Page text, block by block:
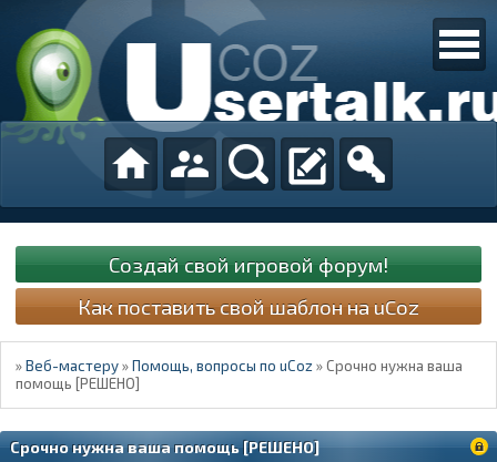
Создай свой игровой форум!
Как поставить свой шаблон на uCoz
»Веб-мастеру »Помощь, вопросы по uCoz »Срочно нужна ваша
помощь [РЕШЕНО]
Срочно нужна ваша помощь [РЕШЕНО]